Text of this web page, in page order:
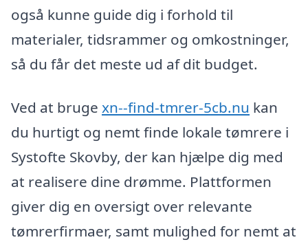
også kunne guide dig i forhold til
materialer, tidsrammer og omkostninger,
så du får det meste ud af dit budget.
Ved at bruge xn--find-tmrer-5cb.nu kan
du hurtigt og nemt finde lokale tømrere i
Systofte Skovby, der kan hjælpe dig med
at realisere dine drømme. Plattformen
giver dig en oversigt over relevante
tømrerfirmaer, samt mulighed for nemt at